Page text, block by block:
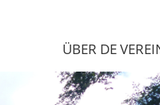
ÜBER DE